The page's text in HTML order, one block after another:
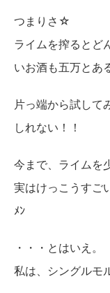
つまりさ☆
ライムを搾るとど
いお酒も五万とあ
片っ端から試して
しれない！！
今まで、ライムを
実はけっこうすご
ﾒﾝ
・・・とはいえ。
私は、シングルモ